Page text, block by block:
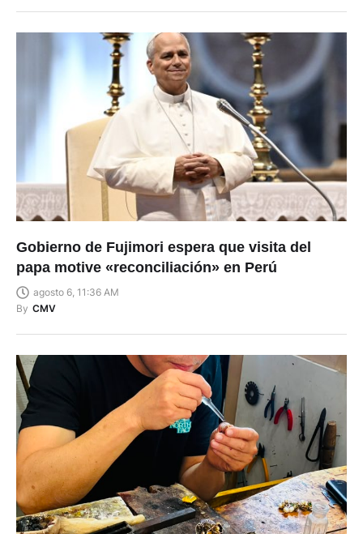
Gobierno de Fujimori espera que visita del
papa motive «reconciliación» en Perú
agosto 6, 11:36 AM
By CMV